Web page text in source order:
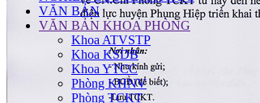
VĂN BẢN
VĂN BẢN KHOA PHÒNG
Khoa ATVSTP
Khoa KSDB
Khoa YTCC
Phòng KHNV
Phòng TCKT